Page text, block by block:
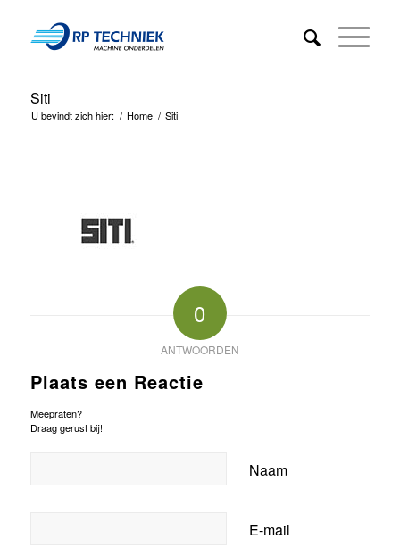
Siti
U bevindt zich hier: / Home / Siti
0
ANTWOORDEN
Plaats een Reactie
Meepraten?
Draag gerust bij!
Naam
E-mail